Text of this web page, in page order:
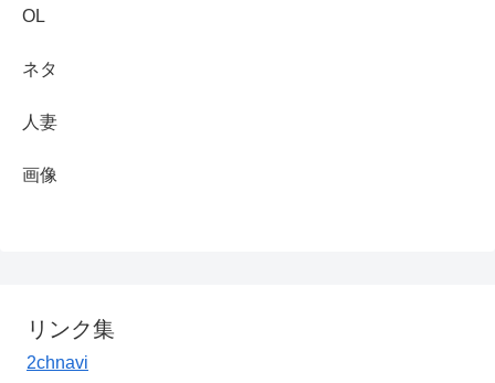
OL
ネタ
人妻
画像
リンク集
2chnavi